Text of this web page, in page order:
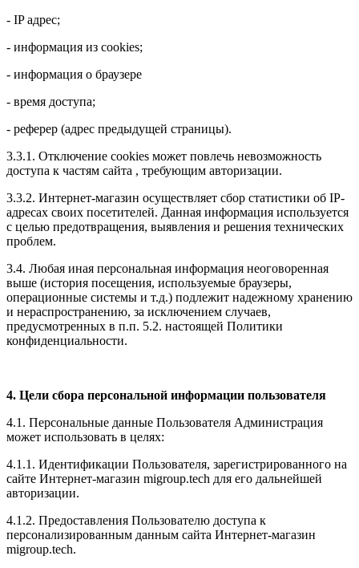
- IP адрес;
- информация из cookies;
- информация о браузере
- время доступа;
- реферер (адрес предыдущей страницы).
3.3.1. Отключение cookies может повлечь невозможность
доступа к частям сайта , требующим авторизации.
3.3.2. Интернет-магазин осуществляет сбор статистики об IP-
адресах своих посетителей. Данная информация используется
с целью предотвращения, выявления и решения технических
проблем.
3.4. Любая иная персональная информация неоговоренная
выше (история посещения, используемые браузеры,
операционные системы и т.д.) подлежит надежному хранению
и нераспространению, за исключением случаев,
предусмотренных в п.п. 5.2. настоящей Политики
конфиденциальности.
4. Цели сбора персональной информации пользователя
4.1. Персональные данные Пользователя Администрация
может использовать в целях:
4.1.1. Идентификации Пользователя, зарегистрированного на
сайте Интернет-магазин migroup.tech для его дальнейшей
авторизации.
4.1.2. Предоставления Пользователю доступа к
персонализированным данным сайта Интернет-магазин
migroup.tech.